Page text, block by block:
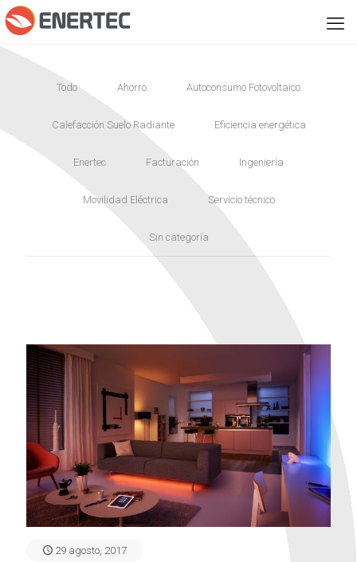
Todo Ahorro Autoconsumo Fotovoltaico
Calefacción Suelo Radiante Eficiencia energética
Enertec Facturación Ingeniería
Movilidad Eléctrica Servicio técnico
Sin categoría
29 agosto, 2017